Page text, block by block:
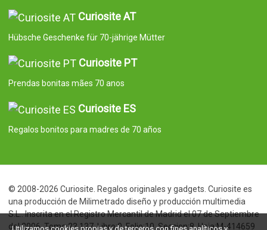
Curiosite AT
Hübsche Geschenke für 70-jährige Mütter
Curiosite PT
Prendas bonitas mães 70 anos
Curiosite ES
Regalos bonitos para madres de 70 años
© 2008-2026 Curiosite. Regalos originales y gadgets. Curiosite es
una producción de Milimetrado diseño y producción multimedia
S.L.. Inscrita en el Registro Mercantil de Madrid el 07 de Septiembre
del 2006. Tomo:23.137. Libro:0. Folio:10. Seccion:8. Hoja:M-414659
Utilizamos cookies propias y de terceros con fines analíticos y